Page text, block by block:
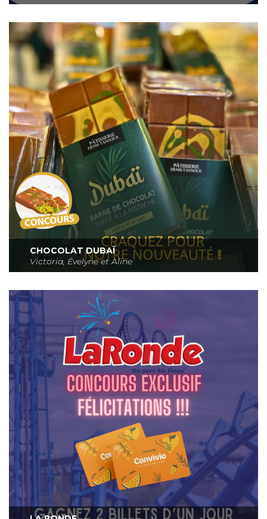
CHOCOLAT DUBAÏ
Victoria, Évelyne et Aline